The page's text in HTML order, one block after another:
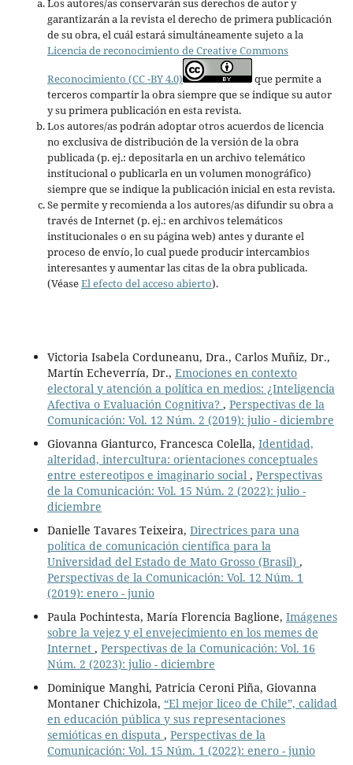
Los autores/as conservarán sus derechos de autor y
garantizarán a la revista el derecho de primera publicación
de su obra, el cuál estará simultáneamente sujeto a la
Licencia de reconocimiento de Creative Commons
Reconocimiento (CC -BY 4.0)
que permite a
terceros compartir la obra siempre que se indique su autor
y su primera publicación en esta revista.
Los autores/as podrán adoptar otros acuerdos de licencia
no exclusiva de distribución de la versión de la obra
publicada (p. ej.: depositarla en un archivo telemático
institucional o publicarla en un volumen monográfico)
siempre que se indique la publicación inicial en esta revista.
Se permite y recomienda a los autores/as difundir su obra a
través de Internet (p. ej.: en archivos telemáticos
institucionales o en su página web) antes y durante el
proceso de envío, lo cual puede producir intercambios
interesantes y aumentar las citas de la obra publicada.
(VéaseEl efecto del acceso abierto).
Victoria Isabela Corduneanu, Dra., Carlos Muñiz, Dr.,
Martín Echeverría, Dr., Emociones en contexto
electoral y atención a política en medios: ¿Inteligencia
Afectiva o Evaluación Cognitiva? , Perspectivas de la
Comunicación: Vol. 12 Núm. 2 (2019): julio - diciembre
Giovanna Gianturco, Francesca Colella, Identidad,
alteridad, intercultura: orientaciones conceptuales
entre estereotipos e imaginario social , Perspectivas
de la Comunicación: Vol. 15 Núm. 2 (2022): julio -
diciembre
Danielle Tavares Teixeira, Directrices para una
política de comunicación científica para la
Universidad del Estado de Mato Grosso (Brasil) ,
Perspectivas de la Comunicación: Vol. 12 Núm. 1
(2019): enero - junio
Paula Pochintesta, María Florencia Baglione, Imágenes
sobre la vejez y el envejecimiento en los memes de
Internet , Perspectivas de la Comunicación: Vol. 16
Núm. 2 (2023): julio - diciembre
Dominique Manghi, Patricia Ceroni Piña, Giovanna
Montaner Chichizola, “El mejor liceo de Chile”, calidad
en educación pública y sus representaciones
semióticas en disputa , Perspectivas de la
Comunicación: Vol. 15 Núm. 1 (2022): enero - junio